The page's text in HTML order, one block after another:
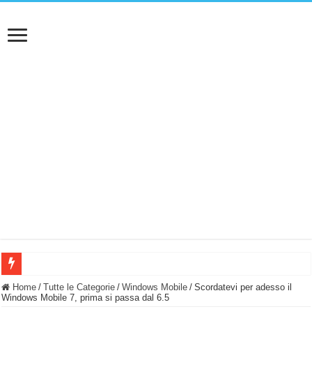
BASTA FATICARE! Questo robot tagliaerba lo appoggi e fa tutto lui! (Senza
Home / Tutte le Categorie / Windows Mobile / Scordatevi per adesso il
Windows Mobile 7, prima si passa dal 6.5